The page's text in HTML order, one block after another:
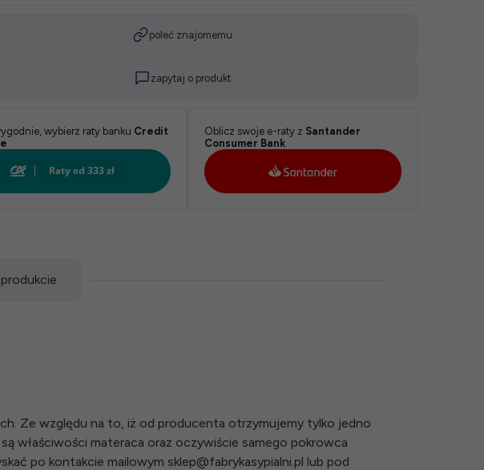
poleć znajomemu
zapytaj o produkt
wybierz raty banku Credit
Oblicz swoje e-raty z Santander
Consumer Bank
Ze względu na to, iż od producenta otrzymujemy tylko jedno
właściwości materaca oraz oczywiście samego pokrowca
po kontakcie mailowym sklep@fabrykasypialni.pl lub pod